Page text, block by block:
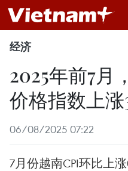
经济
2025年前7月
价格指数上涨
06/08/2025 07:22
7月份越南CPI环比上